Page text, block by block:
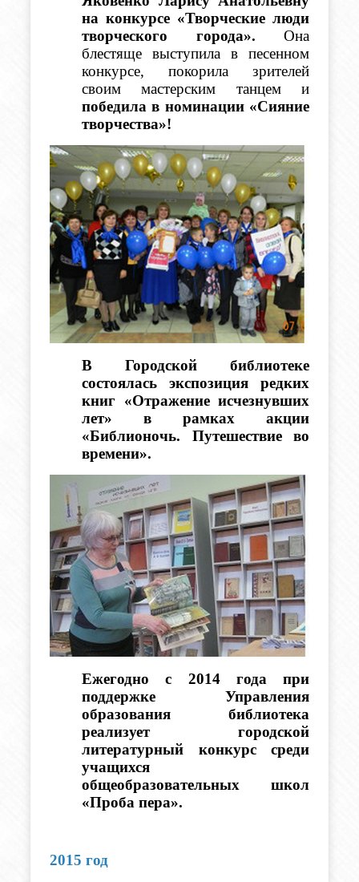
на конкурсе «Творческие люди
творческого города». Она
блестяще выступила в песенном
конкурсе, покорила зрителей
своим мастерским танцем и
победила в номинации «Сияние
творчества»!
В Городской библиотеке
состоялась экспозиция редких
книг «Отражение исчезнувших
лет» в рамках акции
«Библионочь. Путешествие во
времени».
Ежегодно с 2014 года при
поддержке Управления
образования библиотека
реализует городской
литературный конкурс среди
учащихся
общеобразовательных школ
«Проба пера».
2015 год